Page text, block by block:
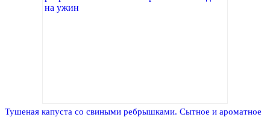
Тушеная капуста со свиными ребрышками. Сытное и ароматное